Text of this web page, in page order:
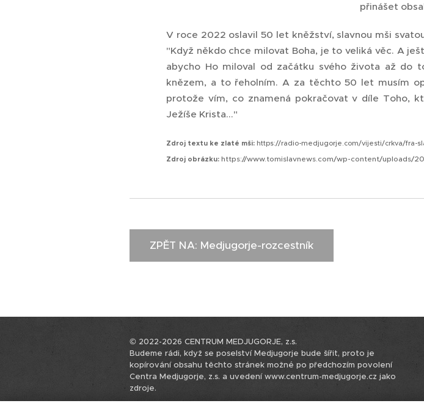
přinášet
V roce 2022 oslavil 50 let kněžství, slavnou mši
"Když někdo chce milovat Boha, je to veliká věc. A
abycho Ho miloval od začátku svého života až do
knězem, a to řeholním. A za těchto 50 let musím
protože vím, co znamená pokračovat v díle Toho,
Ježíše Krista..."
Zdroj textu ke zlaté mši: https://radio-medjugorje.com/vijesti/crkva/fra-
Zdroj obrázku: https://www.tomislavnews.com/wp-content/uploads/
ZPĚT NA: Medjugorje-rozcestník
© 2022-2026 CENTRUM MEDJUGORJE, z.s.
Budeme rádi, když se poselství Medjugorje bude šířit, proto je
kopírování obsahu těchto stránek možné po předchozím povolení
Centra Medjugorje, z.s. a uvedení www.centrum-medjugorje.cz jako
zdroje.